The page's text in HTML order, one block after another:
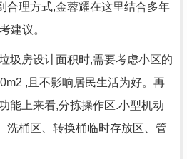
合理方式,金蓉耀在这里结合多年
建议。
圾房设计面积时,需要考虑小区的
,且不影响居民生活为好。再
能上来看,分拣操作区.小型机动
洗桶区、转换桶临时存放区、管